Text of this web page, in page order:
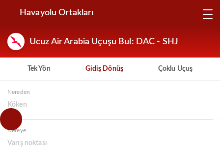
Havayolu Ortakları
Ucuz Air Arabia Uçuşu Bul: DAC - SHJ
Tek Yön Gidiş Dönüş Çoklu Uçuş
Nereden
Köken
Nereye
Varış noktası